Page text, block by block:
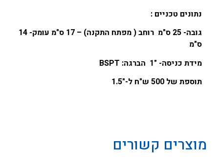
נתונים טכניים :
גובה- 25 ס"מ רוחב ( מפתח התקנה) – 17 ס"מ עומק- 14
ס"מ
מידת כניסה- "1 הברגה: BSPT
תוספת של 500 ש"ח ל-"1.5
מוצרים קשורים